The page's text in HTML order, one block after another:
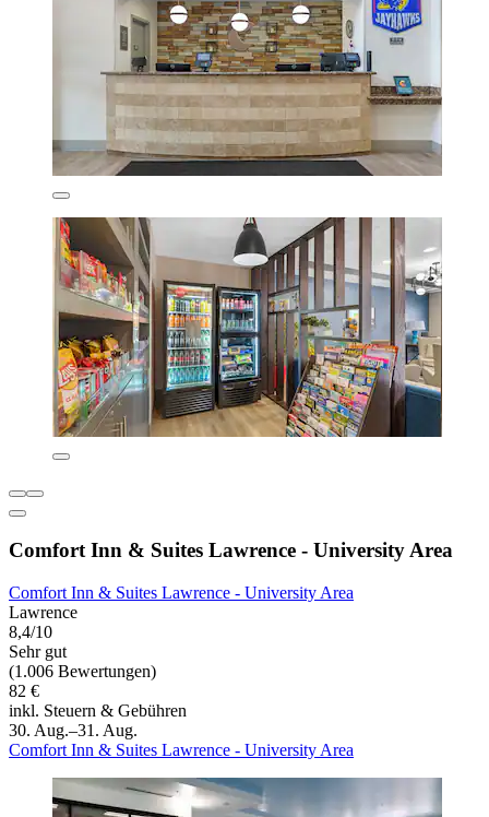
Comfort Inn & Suites Lawrence - University Area
Comfort Inn & Suites Lawrence - University Area
Lawrence
8,4/10
Sehr gut
(1.006 Bewertungen)
82 €
inkl. Steuern & Gebühren
30. Aug.–31. Aug.
Comfort Inn & Suites Lawrence - University Area